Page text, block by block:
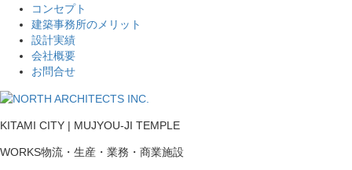
コンセプト
建築事務所のメリット
設計実績
会社概要
お問合せ
KITAMI CITY | MUJYOU-JI TEMPLE
WORKS物流・生産・業務・商業施設